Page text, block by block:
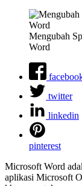
Mengubah
Word
twitter
linkedin
pinterest
Microsoft Word
aplikasi Microsoft